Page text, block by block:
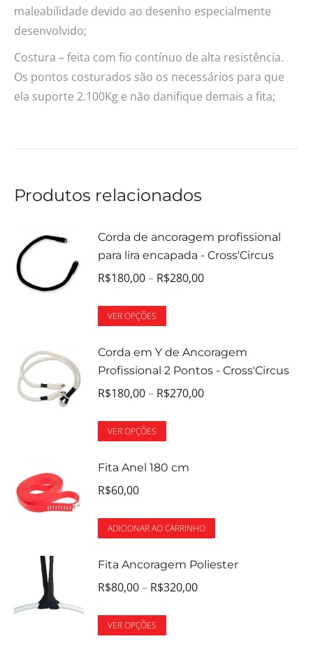
maleabilidade devido ao desenho especialmente
desenvolvido;
Costura – feita com fio contínuo de alta resistência.
Os pontos costurados são os necessários para que
ela suporte 2.100Kg e não danifique demais a fita;
Produtos relacionados
Corda de ancoragem profissional
para lira encapada - Cross'Circus
R$180,00– R$280,00
VER OPÇÕES
Corda em Y de Ancoragem
Profissional 2 Pontos - Cross'Circus
R$180,00– R$270,00
VER OPÇÕES
Fita Anel 180 cm
R$60,00
ADICIONAR AO CARRINHO
Fita Ancoragem Poliester
R$80,00– R$320,00
VER OPÇÕES